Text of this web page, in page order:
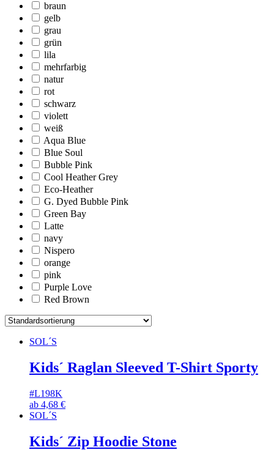
braun
gelb
grau
grün
lila
mehrfarbig
natur
rot
schwarz
violett
weiß
Aqua Blue
Blue Soul
Bubble Pink
Cool Heather Grey
Eco-Heather
G. Dyed Bubble Pink
Green Bay
Latte
navy
Nispero
orange
pink
Purple Love
Red Brown
SOL´S
Kids´ Raglan Sleeved T-Shirt Sporty
#L198K
ab 4,68 €
SOL´S
Kids´ Zip Hoodie Stone